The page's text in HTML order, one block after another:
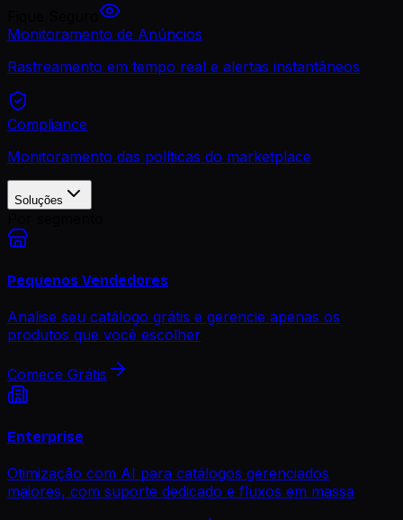
Monitoramento de Anúncios
Rastreamento em tempo real e alertas instantâneos
Compliance
Monitoramento das políticas do marketplace
Soluções
Pequenos Vendedores
Analise seu catálogo grátis e gerencie apenas os
produtos que você escolher
Comece Grátis
Enterprise
Otimização com AI para catálogos gerenciados
maiores, com suporte dedicado e fluxos em massa